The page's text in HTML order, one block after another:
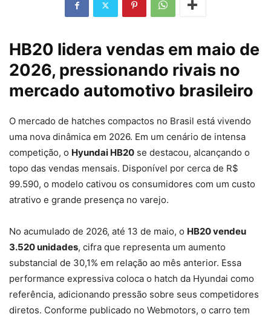
HB20 lidera vendas em maio de
2026, pressionando rivais no
mercado automotivo brasileiro
O mercado de hatches compactos no Brasil está vivendo
uma nova dinâmica em 2026. Em um cenário de intensa
competição, o Hyundai HB20 se destacou, alcançando o
topo das vendas mensais. Disponível por cerca de R$
99.590, o modelo cativou os consumidores com um custo
atrativo e grande presença no varejo.
No acumulado de 2026, até 13 de maio, o HB20 vendeu
3.520 unidades, cifra que representa um aumento
substancial de 30,1% em relação ao mês anterior. Essa
performance expressiva coloca o hatch da Hyundai como
referência, adicionando pressão sobre seus competidores
diretos. Conforme publicado no Webmotors, o carro tem